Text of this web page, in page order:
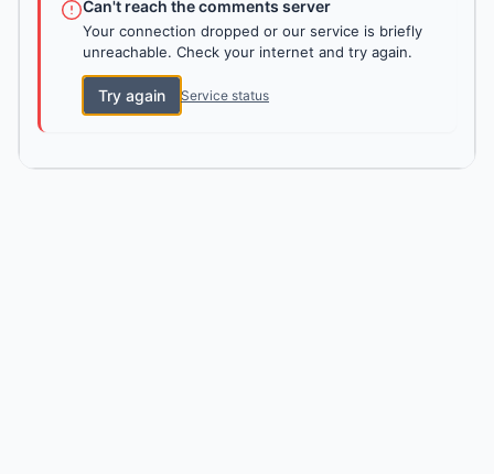
Can't reach the comments server
Your connection dropped or our service is briefly
unreachable. Check your internet and try again.
Try again Service status